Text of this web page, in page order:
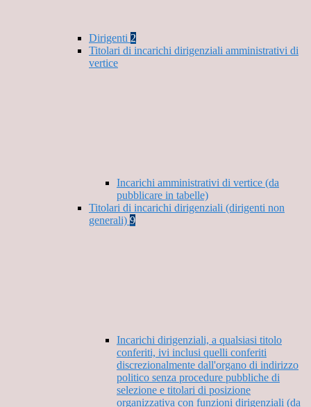
Dirigenti 2
Titolari di incarichi dirigenziali amministrativi di
vertice
Incarichi amministrativi di vertice (da
pubblicare in tabelle)
Titolari di incarichi dirigenziali (dirigenti non
generali) 9
Incarichi dirigenziali, a qualsiasi titolo
conferiti, ivi inclusi quelli conferiti
discrezionalmente dall'organo di indirizzo
politico senza procedure pubbliche di
selezione e titolari di posizione
organizzativa con funzioni dirigenziali (da